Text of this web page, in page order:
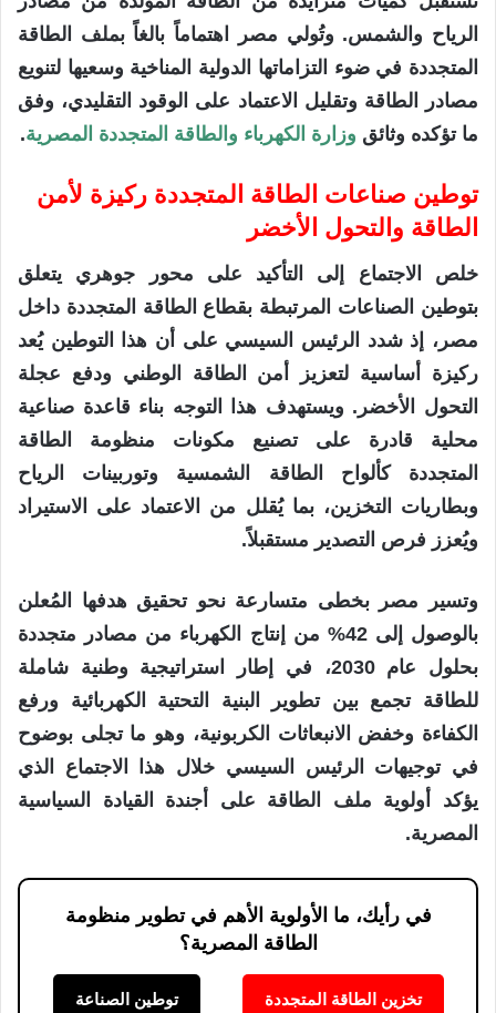
الرياح والشمس. وتُولي مصر اهتماماً بالغاً بملف الطاقة
المتجددة في ضوء التزاماتها الدولية المناخية وسعيها لتنويع
مصادر الطاقة وتقليل الاعتماد على الوقود التقليدي، وفق
ما تؤكده وثائق وزارة الكهرباء والطاقة المتجددة المصرية.
توطين صناعات الطاقة المتجددة ركيزة لأمن
الطاقة والتحول الأخضر
خلص الاجتماع إلى التأكيد على محور جوهري يتعلق
بتوطين الصناعات المرتبطة بقطاع الطاقة المتجددة داخل
مصر، إذ شدد الرئيس السيسي على أن هذا التوطين يُعد
ركيزة أساسية لتعزيز أمن الطاقة الوطني ودفع عجلة
التحول الأخضر. ويستهدف هذا التوجه بناء قاعدة صناعية
محلية قادرة على تصنيع مكونات منظومة الطاقة
المتجددة كألواح الطاقة الشمسية وتوربينات الرياح
وبطاريات التخزين، بما يُقلل من الاعتماد على الاستيراد
ويُعزز فرص التصدير مستقبلاً.
وتسير مصر بخطى متسارعة نحو تحقيق هدفها المُعلن
بالوصول إلى 42% من إنتاج الكهرباء من مصادر متجددة
بحلول عام 2030، في إطار استراتيجية وطنية شاملة
للطاقة تجمع بين تطوير البنية التحتية الكهربائية ورفع
الكفاءة وخفض الانبعاثات الكربونية، وهو ما تجلى بوضوح
في توجيهات الرئيس السيسي خلال هذا الاجتماع الذي
يؤكد أولوية ملف الطاقة على أجندة القيادة السياسية
المصرية.
في رأيك، ما الأولوية الأهم في تطوير منظومة
الطاقة المصرية؟
تخزين الطاقة المتجددة توطين الصناعة